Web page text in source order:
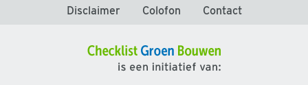
Disclaimer Colofon Contact